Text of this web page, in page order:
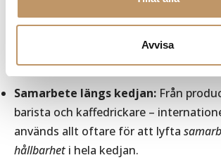
Avvisa
Därför firar vi –
och gratis påtår
Samarbete längs kedjan: Från
barista och kaffedrickare –
används allt oftare för att lyfta
hållbarhet i hela kedjan.